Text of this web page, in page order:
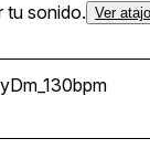
tu sonido. Ver